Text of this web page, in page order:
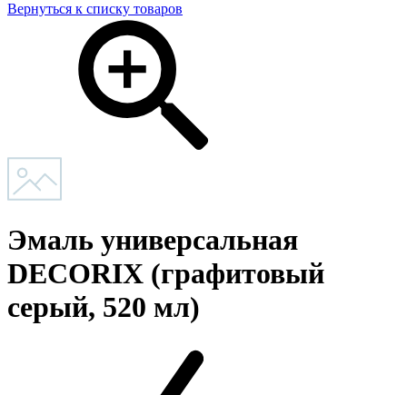
Вернуться к списку товаров
Эмаль универсальная
DECORIX (графитовый
серый, 520 мл)